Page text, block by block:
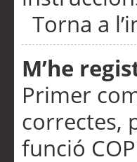
Torna a
M’he
Primer
correctes,
funció